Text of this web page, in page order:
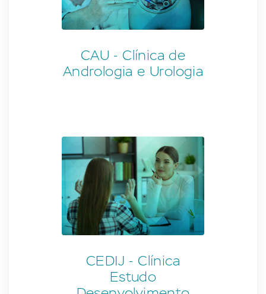
CAU - Clínica de
Andrologia e Urologia
CEDIJ - Clínica
Estudo